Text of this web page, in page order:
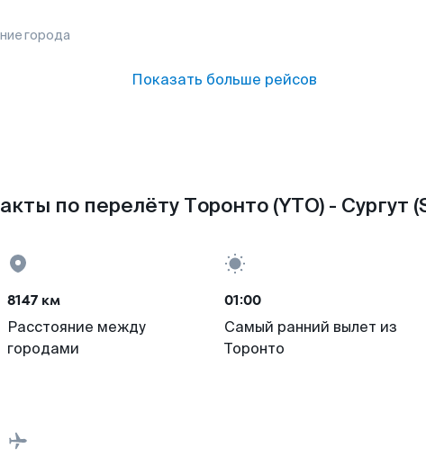
города
Показать больше рейсов
по перелёту Торонто (YTO) - Сургут
8147 км
Расстояние между
городами
01:00
Самый ранний вылет из
Торонто